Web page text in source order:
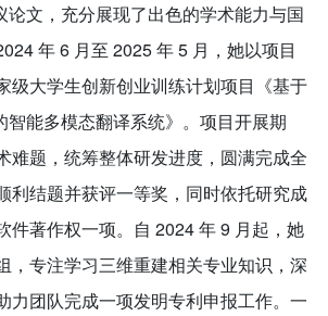
论文，充分展现了出色的学术能力与国
年 6 月至 2025 年 5 月，她以项目
级大学生创新创业训练计划项目《基于
智能多模态翻译系统》。项目开展期
难题，统筹整体研发进度，圆满完成全
利结题并获评一等奖，同时依托研究成
件著作权一项。自 2024 年 9 月起，她
，专注学习三维重建相关专业知识，深
力团队完成一项发明专利申报工作。一